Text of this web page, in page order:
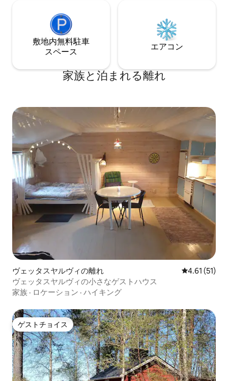
敷地内無料駐⁠車
ス⁠ペ⁠ー⁠ス
エアコン
家族と泊まれる離れ
ヴェッタスヤルヴィの離れ レビュー51
4.61 (51)
ヴェッタスヤルヴィの小さなゲストハウス
家族 · ロケーション · ハイキング
ゲストチョイス
ゲストチョイス